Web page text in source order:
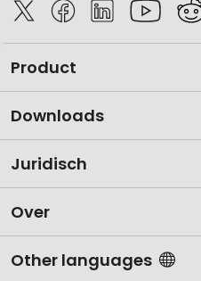
Product
Downloads
Juridisch
Over
Other languages